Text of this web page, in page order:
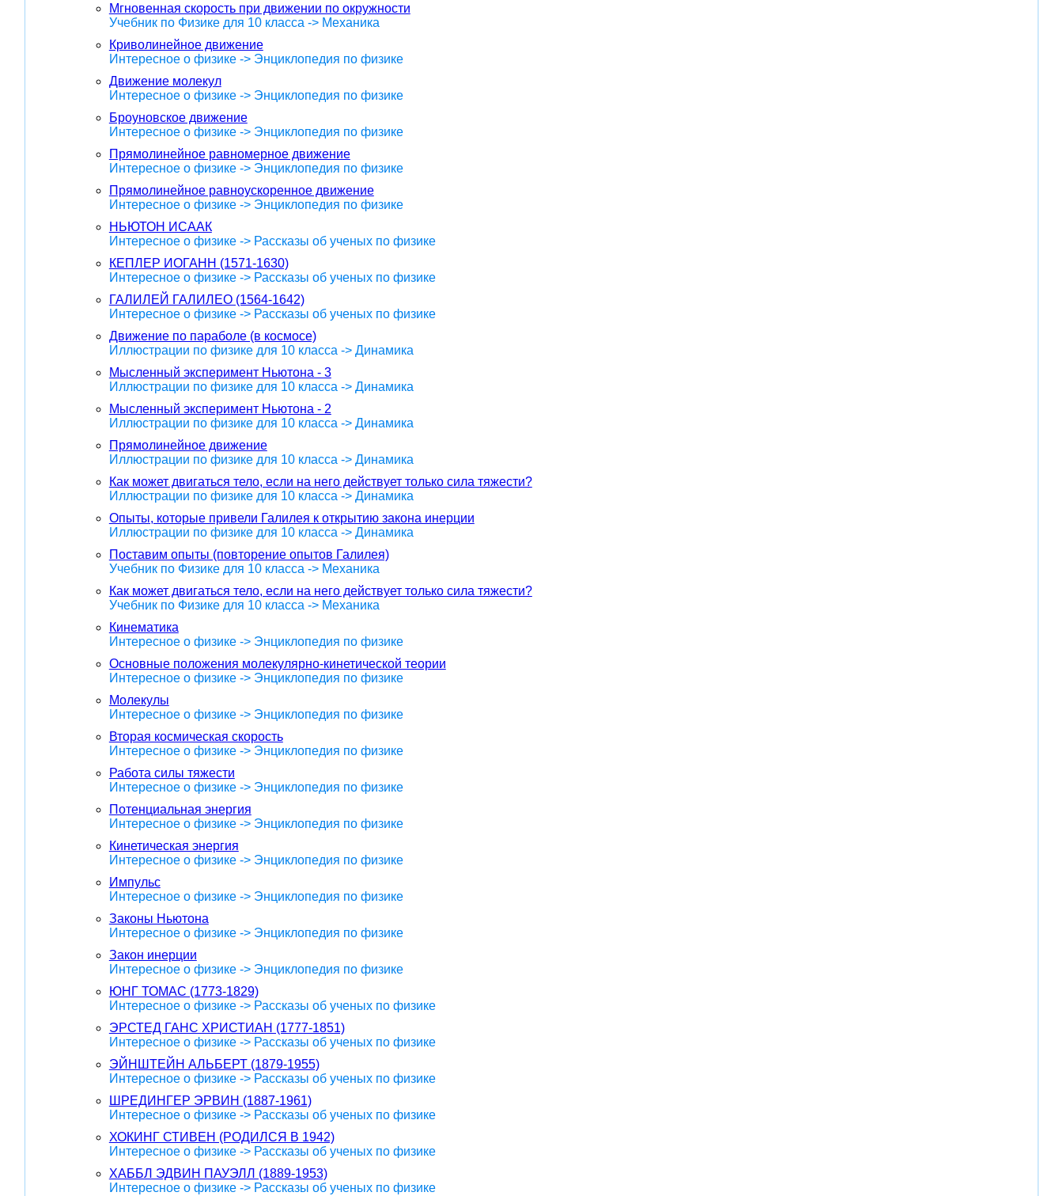
Мгновенная скорость при движении по окружности
Учебник по Физике для 10 класса -> Механика
Криволинейное движение
Интересное о физике -> Энциклопедия по физике
Движение молекул
Интересное о физике -> Энциклопедия по физике
Броуновское движение
Интересное о физике -> Энциклопедия по физике
Прямолинейное равномерное движение
Интересное о физике -> Энциклопедия по физике
Прямолинейное равноускоренное движение
Интересное о физике -> Энциклопедия по физике
НЬЮТОН ИСААК
Интересное о физике -> Рассказы об ученых по физике
КЕПЛЕР ИОГАНН (1571-1630)
Интересное о физике -> Рассказы об ученых по физике
ГАЛИЛЕЙ ГАЛИЛЕО (1564-1642)
Интересное о физике -> Рассказы об ученых по физике
Движение по параболе (в космосе)
Иллюстрации по физике для 10 класса -> Динамика
Мысленный эксперимент Ньютона - 3
Иллюстрации по физике для 10 класса -> Динамика
Мысленный эксперимент Ньютона - 2
Иллюстрации по физике для 10 класса -> Динамика
Прямолинейное движение
Иллюстрации по физике для 10 класса -> Динамика
Как может двигаться тело, если на него действует только сила тяжести?
Иллюстрации по физике для 10 класса -> Динамика
Опыты, которые привели Галилея к открытию закона инерции
Иллюстрации по физике для 10 класса -> Динамика
Поставим опыты (повторение опытов Галилея)
Учебник по Физике для 10 класса -> Механика
Как может двигаться тело, если на него действует только сила тяжести?
Учебник по Физике для 10 класса -> Механика
Кинематика
Интересное о физике -> Энциклопедия по физике
Основные положения молекулярно-кинетической теории
Интересное о физике -> Энциклопедия по физике
Молекулы
Интересное о физике -> Энциклопедия по физике
Вторая космическая скорость
Интересное о физике -> Энциклопедия по физике
Работа силы тяжести
Интересное о физике -> Энциклопедия по физике
Потенциальная энергия
Интересное о физике -> Энциклопедия по физике
Кинетическая энергия
Интересное о физике -> Энциклопедия по физике
Импульс
Интересное о физике -> Энциклопедия по физике
Законы Ньютона
Интересное о физике -> Энциклопедия по физике
Закон инерции
Интересное о физике -> Энциклопедия по физике
ЮНГ ТОМАС (1773-1829)
Интересное о физике -> Рассказы об ученых по физике
ЭРСТЕД ГАНС ХРИСТИАН (1777-1851)
Интересное о физике -> Рассказы об ученых по физике
ЭЙНШТЕЙН АЛЬБЕРТ (1879-1955)
Интересное о физике -> Рассказы об ученых по физике
ШРЕДИНГЕР ЭРВИН (1887-1961)
Интересное о физике -> Рассказы об ученых по физике
ХОКИНГ СТИВЕН (РОДИЛСЯ В 1942)
Интересное о физике -> Рассказы об ученых по физике
ХАББЛ ЭДВИН ПАУЭЛЛ (1889-1953)
Интересное о физике -> Рассказы об ученых по физике